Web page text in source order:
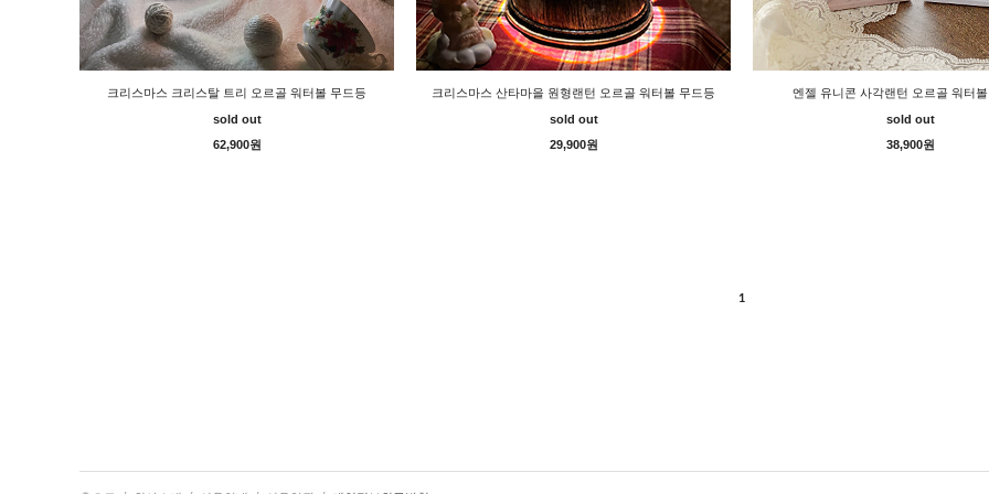
크리스마스 크리스탈 트리 오르골 워터볼 무드등
sold out
62,900원
크리스마스 산타마을 원형랜턴 오르골 워터볼 무드등
sold out
29,900원
엔젤 유니콘 사각랜턴 오르골 워터
sold out
38,900원
1